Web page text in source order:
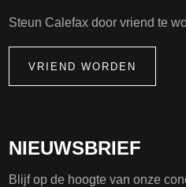
NIEUWSBRIEF
Blijf op de hoogte van onze
Steun Calefax door vriend te
VRIEND WORDEN